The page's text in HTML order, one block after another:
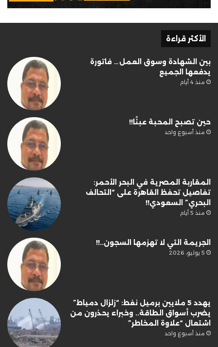
الأكثر قراءة
بين الشهادة وسوق العمل… فاتورة
يدفعها الجميع
منذ 4 أيام
حين تصبح المحبة عبئًا!!
منذ أسبوع واحد
المقاربة المصرية في البحر الأحمر:
تفاصيل تحفظ القاهرة على “التحالف
البحري” السعودي!!
منذ 5 أيام
الجريمة التي لا تهزمها السجون..!!
5 يوليو، 2026
يهدد 5 ملايين برميل نفط: “زلزال دمياط”
يضرب أسواق الطاقة.. وخبراء يحذرون من
اشتعال “علاوة المخاطر”
منذ أسبوع واحد